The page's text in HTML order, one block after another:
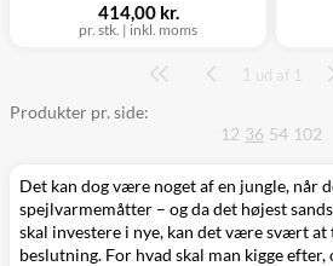
pr. stk. | inkl. moms
414,00 kr.
Side
1 ud af 1
Produkter pr. side:
12 36 54 102
Det kan dog være noget af en jungle, når
spejlvarmemåtter – og da det højest
skal investere i nye, kan det være svært
beslutning. For hvad skal man kigge efter,